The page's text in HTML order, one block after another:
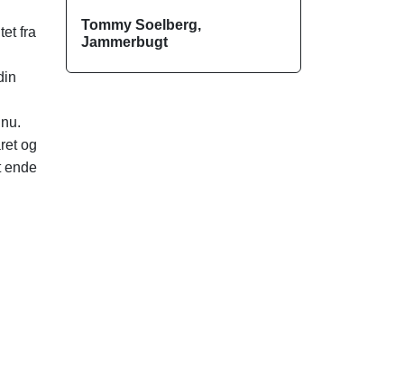
fra
og
ende
Tommy Soelberg,
Jammerbugt